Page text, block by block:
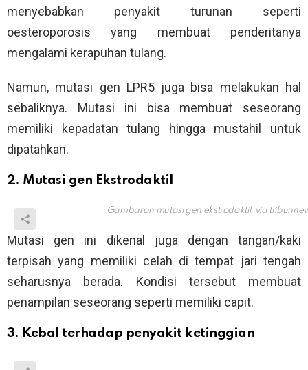
menyebabkan penyakit turunan seperti
oesteroporosis yang membuat penderitanya
mengalami kerapuhan tulang.
Namun, mutasi gen LPR5 juga bisa melakukan hal
sebaliknya. Mutasi ini bisa membuat seseorang
memiliki kepadatan tulang hingga mustahil untuk
dipatahkan.
2. Mutasi gen Ekstrodaktil
Gambaran mutasi gen ekstrodaktil, via
Mutasi gen ini dikenal juga dengan tangan/kaki
terpisah yang memiliki celah di tempat jari tengah
seharusnya berada. Kondisi tersebut membuat
penampilan seseorang seperti memiliki capit.
3. Kebal terhadap penyakit ketinggian